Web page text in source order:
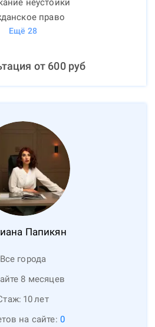
неустойки
право
Ещё 28
от 600руб
Папикян
Все города
8 месяцев
10лет
на сайте: 0